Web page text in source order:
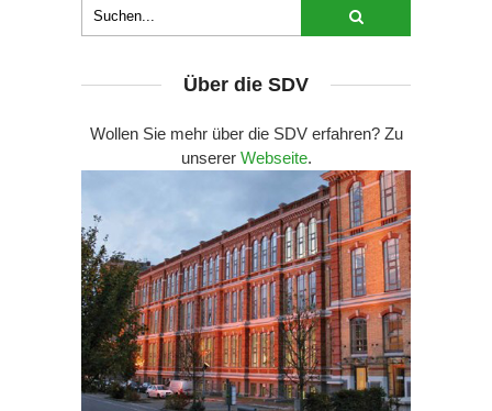
Über die SDV
Wollen Sie mehr über die SDV erfahren? Zu
unserer Webseite.